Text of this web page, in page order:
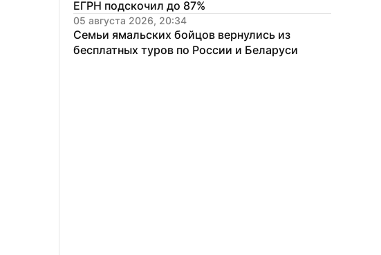
ЕГРН подскочил до 87%
05 августа 2026, 20:34
Семьи ямальских бойцов вернулись из
бесплатных туров по России и Беларуси